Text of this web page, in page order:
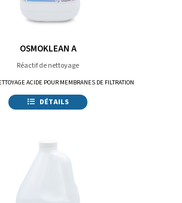
OSMOKLEAN A
Réactif de nettoyage
ACIDE POUR MEMBRANES DE FILTRATION
DÉTAILS